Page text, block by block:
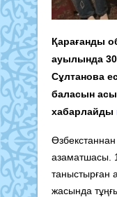
Қарағанды
ауылында 30
Сұлтанова
баласын
хабарлайды
Өзбекстаннан
азаматшасы.
таныстырған
жасында